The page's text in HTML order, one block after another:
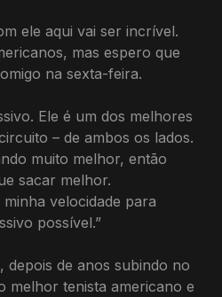
ele aqui vai ser incrível.
mas espero que
na sexta-feira.
Ele é um dos melhores
– de ambos os lados.
muito melhor, então
sacar melhor.
velocidade para
possível.”
depois de anos subindo no
melhor tenista americano e